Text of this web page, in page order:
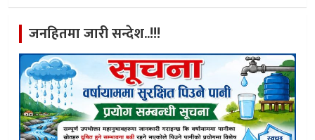
जनहितमा जारी सन्देश..!!!